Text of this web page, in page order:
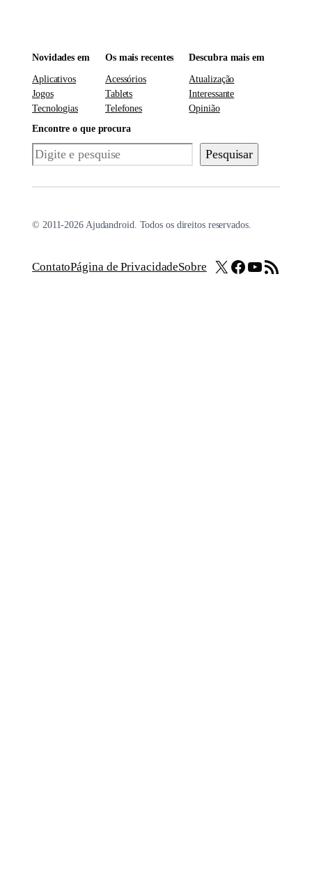
Novidades em
Aplicativos
Jogos
Tecnologias
Os mais recentes
Acessórios
Tablets
Telefones
Descubra mais em
Atualização
Interessante
Opinião
Encontre o que procura
Pesquisar Pesquisar
© 2011-2026 Ajudandroid. Todos os direitos reservados.
ContatoPágina de PrivacidadeSobre X Facebook
Youtube
Feed RSS